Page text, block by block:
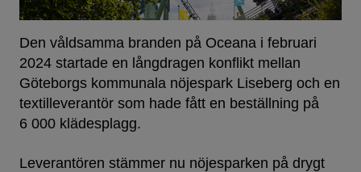
Den våldsamma branden på Oceana i februari
2024 startade en långdragen konflikt mellan
Göteborgs kommunala nöjespark Liseberg och en
textilleverantör som hade fått en beställning på
6 000 klädesplagg.
Leverantören stämmer nu nöjesparken på drygt